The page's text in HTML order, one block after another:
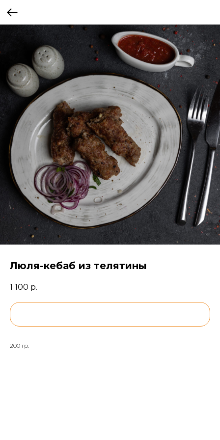
Люля-кебаб из телятины
1 100 р.
200 гр.